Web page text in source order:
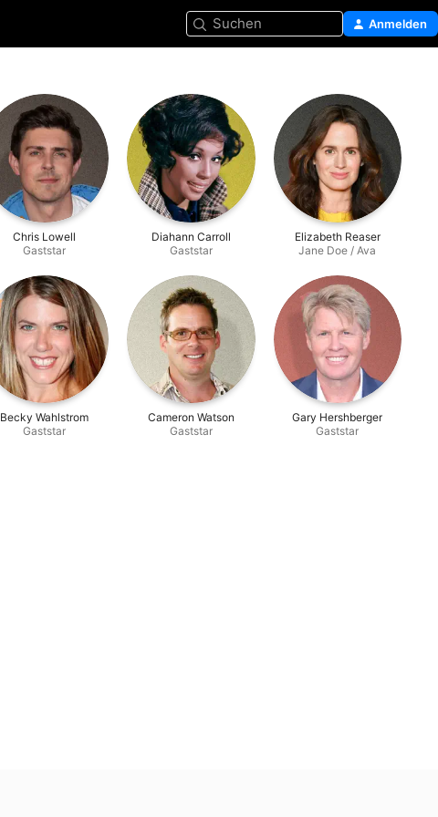
Suchen Anmelden
Chris Lowell
Gaststar
Diahann Carroll
Gaststar
Elizabeth Reaser
Jane Doe / Ava
Becky Wahlstrom
Gaststar
Cameron Watson
Gaststar
Gary Hershberger
Gaststar